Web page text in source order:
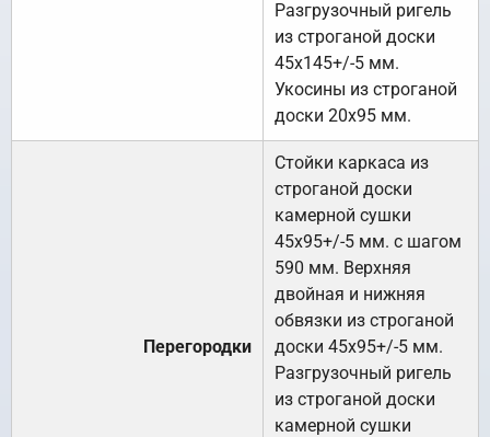
Разгрузочный ригель
из строганой доски
45х145+/-5 мм.
Укосины из строганой
доски 20х95 мм.
Перегородки
Стойки каркаса из
строганой доски
камерной сушки
45х95+/-5 мм. с шагом
590 мм. Верхняя
двойная и нижняя
обвязки из строганой
доски 45х95+/-5 мм.
Разгрузочный ригель
из строганой доски
камерной сушки